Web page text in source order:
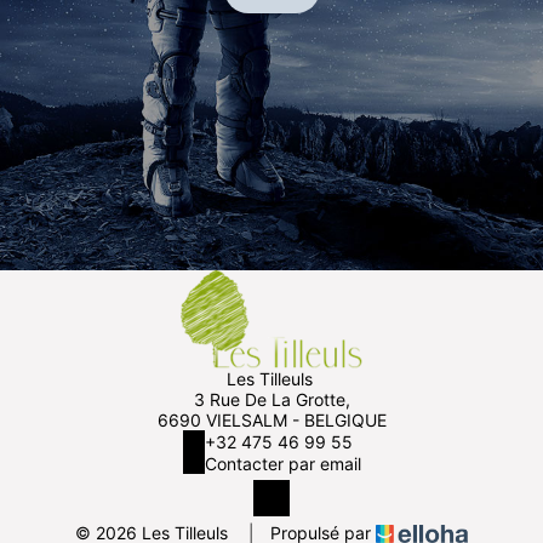
Les Tilleuls
3 Rue De La Grotte,
6690 VIELSALM - BELGIQUE
+32 475 46 99 55
Contacter par email
© 2026 Les Tilleuls Propulsé par